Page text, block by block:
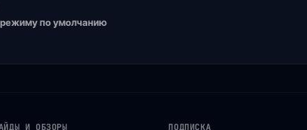
по умолчанию
И ОБЗОРЫ ПОДПИСКА